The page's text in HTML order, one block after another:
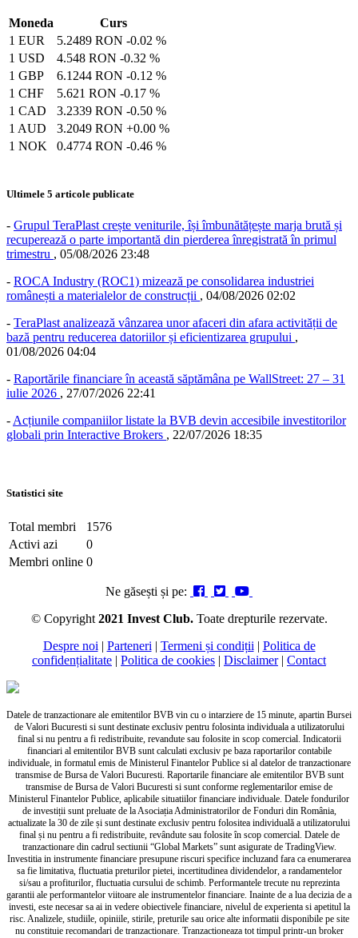
Moneda
Curs
1 EUR
5.2489 RON -0.02 %
1 USD
4.548 RON -0.32 %
1 GBP
6.1244 RON -0.12 %
1 CHF
5.621 RON -0.17 %
1 CAD
3.2339 RON -0.50 %
1 AUD
3.2049 RON +0.00 %
1 NOK
0.4774 RON -0.46 %
Ultimele 5 articole publicate
- Grupul TeraPlast crește veniturile, își îmbunătățește marja brută și
recuperează o parte importantă din pierderea înregistrată în primul
trimestru , 05/08/2026 23:48
- ROCA Industry (ROC1) mizează pe consolidarea industriei
românești a materialelor de construcții , 04/08/2026 02:02
- TeraPlast analizează vânzarea unor afaceri din afara activității de
bază pentru reducerea datoriilor și eficientizarea grupului ,
01/08/2026 04:04
- Raportările financiare în această săptămâna pe WallStreet: 27 – 31
iulie 2026 , 27/07/2026 22:41
- Acțiunile companiilor listate la BVB devin accesibile investitorilor
globali prin Interactive Brokers , 22/07/2026 18:35
Statistici site
Total membri
1576
Activi azi
0
Membri online 0
Ne găsești și pe:
© Copyright 2021 Invest Club. Toate drepturile rezervate.
Despre noi | Parteneri | Termeni și condiții | Politica de
confidențialitate | Politica de cookies | Disclaimer| Contact
Datele de tranzactionare ale emitentilor BVB vin cu o intarziere de 15 minute, apartin Bursei
de Valori Bucuresti si sunt destinate exclusiv pentru folosinta individuala a utilizatorului
final si nu pentru a fi redistribuite, revandute sau folosite in scop comercial. Indicatorii
financiari al emitentilor BVB sunt calculati exclusiv pe baza raportarilor contabile
individuale, in formatul emis de Ministerul Finantelor Publice si al datelor de tranzactionare
transmise de Bursa de Valori Bucuresti. Raportarile financiare ale emitentilor BVB sunt
transmise de Bursa de Valori Bucuresti si sunt conforme reglementarilor emise de
Ministerul Finantelor Publice, aplicabile situatiilor financiare individuale. Datele fondurilor
de investiții sunt preluate de la Asociația Administratorilor de Fonduri din România,
actualizate la 30 de zile și sunt destinate exclusiv pentru folositea individuală a utilizatorului
final și nu pentru a fi redistribuite, revândute sau folosite în scop comercial. Datele de
tranzactionare din cadrul sectiunii “Global Markets” sunt asigurate de TradingView.
Investitia in instrumente financiare presupune riscuri specifice incluzand fara ca enumerarea
sa fie limitativa, fluctuatia preturilor pietei, incertitudinea dividendelor, a randamentelor
si/sau a profiturilor, fluctuatia cursului de schimb. Performantele trecute nu reprezinta
garantii ale performantelor viitoare ale instrumentelor financiare. Inainte de a lua decizia de a
investi, este necesar sa ai in vedere obiectivele financiare, nivelul de experienta si apetitul la
risc. Analizele, studiile, opiniile, stirile, preturile sau orice alte informatii disponibile pe site
nu constituie recomandari de tranzactionare. Tranzactioneaza tot timpul printr-un broker